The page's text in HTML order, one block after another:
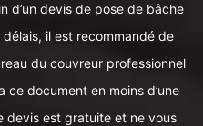
d’un devis de pose de bâche
il est recommandé de
du couvreur professionnel
ce document en moins d’une
devis est gratuite et ne vous